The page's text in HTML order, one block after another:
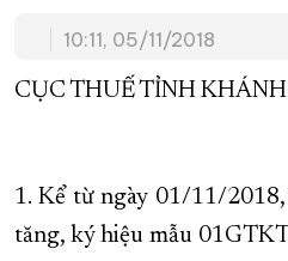
TRƯỜNG SA BIỂN ĐẢO QUÊ HƯƠNG
CHUNG TAY CẢI CÁCH HÀNH
KỶ NIỆM 370 NĂM XÂY DỰNG VÀ
KHOẢNH KHẮC ĐẸP XỨ TRẦM
10:11, 05/11/2018
CỤC THUẾ TỈNH
1. Kể từ ngày 01/11/
tăng, ký hiệu mẫu